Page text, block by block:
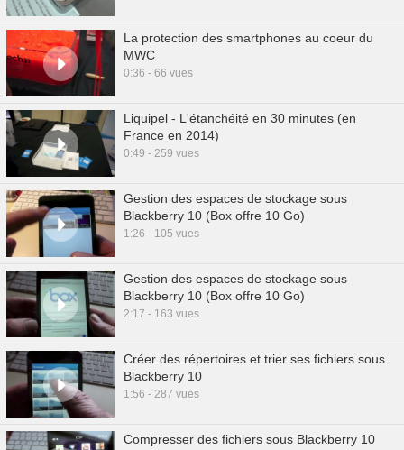
La protection des smartphones au coeur du
MWC
0:36 - 66 vues
Liquipel - L'étanchéité en 30 minutes (en
France en 2014)
0:49 - 259 vues
Gestion des espaces de stockage sous
Blackberry 10 (Box offre 10 Go)
1:26 - 105 vues
Gestion des espaces de stockage sous
Blackberry 10 (Box offre 10 Go)
2:17 - 163 vues
Créer des répertoires et trier ses fichiers sous
Blackberry 10
1:56 - 287 vues
Compresser des fichiers sous Blackberry 10